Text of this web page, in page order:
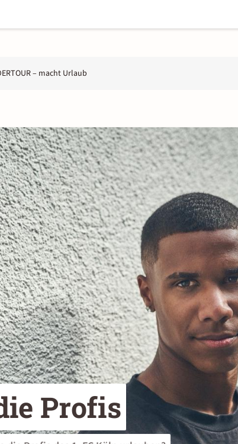
– macht Urlaub
Profis